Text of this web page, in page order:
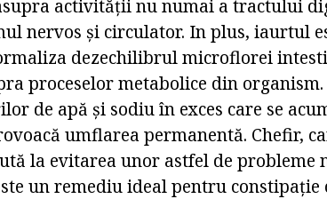
activității nu numai a tractului
nervos și circulator. In plus, iaurtul
dezechilibrul microflorei
proceselor metabolice din
de apă și sodiu în exces care se
umflarea permanentă. Chefir,
la evitarea unor astfel de probleme
un remediu ideal pentru